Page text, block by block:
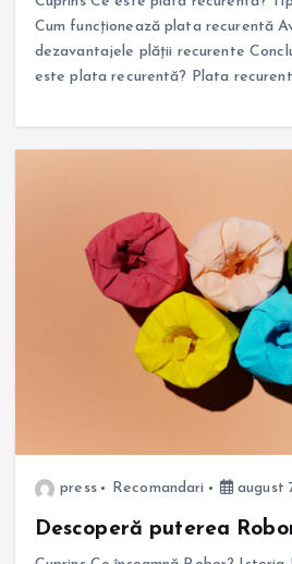
Cum funcționează plata recurentă
dezavantajele plății recurente
este plata recurentă? Plata
press Recomandari august
Descoperă puterea